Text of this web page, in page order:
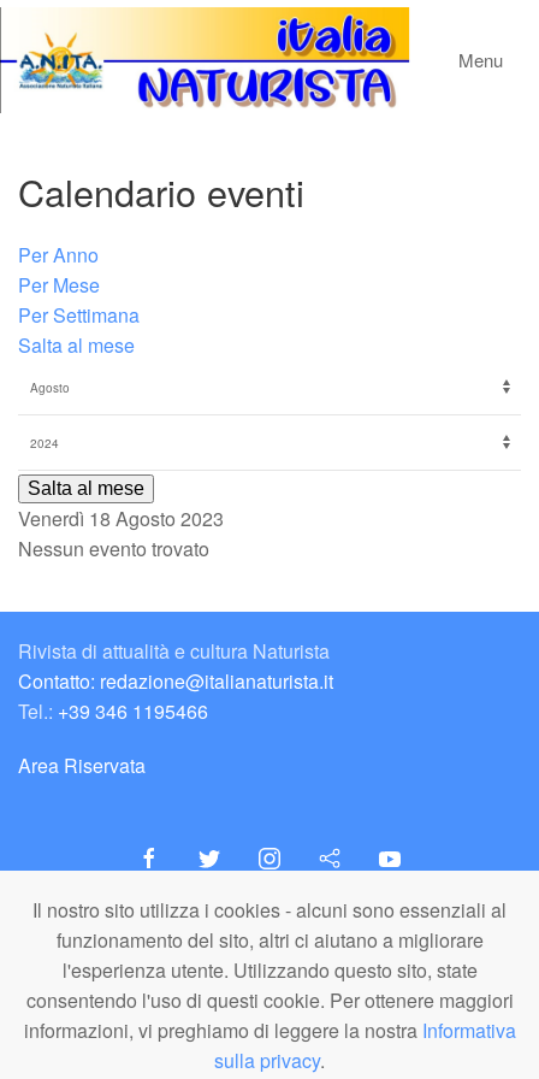
Il nostro sito utilizza i cookies - alcuni sono essenziali al
funzionamento del sito, altri ci aiutano a migliorare
l'esperienza utente. Utilizzando questo sito, state
consentendo l'uso di questi cookie. Per ottenere maggiori
informazioni, vi preghiamo di leggere la nostra Informativa
sulla privacy.
Menu
Calendario eventi
Per Anno
Per Mese
Per Settimana
Salta al mese
Salta al mese
Venerdì 18 Agosto 2023
Nessun evento trovato
Rivista di attualità e cultura Naturista
Contatto: redazione@italianaturista.it
Tel.: +39 346 1195466
Area Riservata
italiaNATURISTA
Editore e Redazione
A.N.ITA. Associazione Naturista Italiana (APS)
C.F. 80203710159
© A.N.ITA. - Tutto il materiale pubblicato in questo sito è di proprietà di